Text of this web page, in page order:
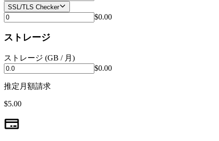
SSL/TLS Checker
$0.00
ストレージ
ストレージ (GB / 月)
$0.00
推定月額請求
$5.00